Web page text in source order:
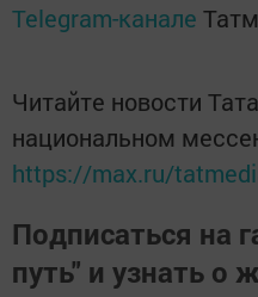
Telegram-канале
Читайте новости
национальном
https://max.ru/
Подписаться на
путь" и узнать о